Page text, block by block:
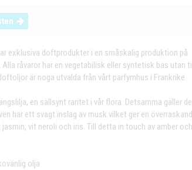
exklusiva doftprodukter i en småskalig produktion på
råvaror har en vegetabilisk eller syntetisk bas utan
är noga utvalda från vårt parfymhus i Frankrike.
en sällsynt raritet i vår flora. Detsamma gäller
har ett svagt inslag av musk vilket ger en
vit neroli och iris. Till detta in touch av amber och
olja